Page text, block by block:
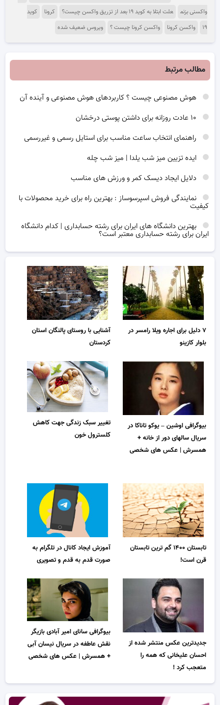
واکسنی بزنم
علت ابتلا به کوید ۱۹ بعد از تزریق واکسن چیست؟ کرونا
کوید
۱۹
واکسن کرونا واکسن کرونا چیست ؟ ویروس ضعیف شده
مطالب مرتبط
هوش مصنوعی چیست ؟ کاربردهای هوش مصنوعی و آینده آن
راهنمای انتخاب ساعت مناسب برای استایل رسمی و غیررسمی
ایده تزیین میز شب یلدا | میز شب چله
دلایل ایجاد دیسک کمر و ورزش های مناسب
نمایندگی فروش اسپرسوساز : بهترین راه برای خرید محصولات با
کیفیت
بهترین دانشگاه های ایران برای رشته حسابداری | کدام دانشگاه
ایران برای رشته حسابداری معتبر است؟
۷ دلیل برای اجاره ویلا رامسر در
بلوار کازینو
آشنایی با روستای پالنگان استان
کردستان
بیوگرافی اوشین – یوکو تاناکا در
سریال سالهای دور از خانه +
همسرش | عکس های شخصی
تغییر سبک زندگی جهت کاهش
کلسترول خون
تابستان ۱۴۰۰ گم ترین تابستان
قرن است!
آموزش ایجاد کانال در تلگرام به
صورت قدم به قدم و تصویری
جدیدترین عکس منتشر شده از
احسان علیخانی که همه را
متعجب کرد !
بیوگرافی سانای امیر آبادی بازیگر
نقش عاطفه در سریال نیسان آبی
+ همسرش | عکس های شخصی